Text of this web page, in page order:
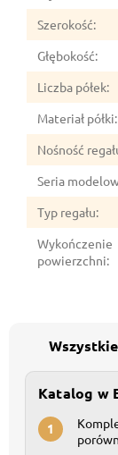
Szerokość:
Głębokość:
Liczba półek:
Materiał półki:
Nośność
Seria
Typ regału:
Wykończenie
powierzchni:
Katalog w
1